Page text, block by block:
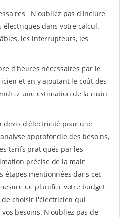
: N'oubliez pas d'inclure
électriques dans votre calcul.
les interrupteurs, les
d'heures nécessaires par le
et en y ajoutant le coût des
une estimation de la main
devis d'électricité pour une
approfondie des besoins,
tarifs pratiqués par les
précise de la main
étapes mentionnées dans cet
de planifier votre budget
choisir l'électricien qui
besoins. N'oubliez pas de